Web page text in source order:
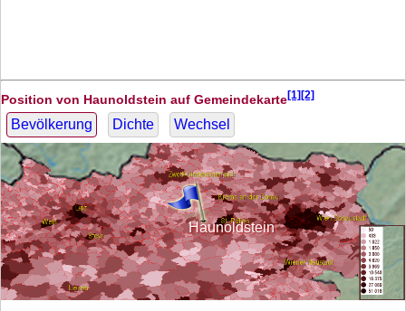
Position von Haunoldstein auf Gemeindekarte[1][2]
Bevölkerung Dichte Wechsel
Haunoldstein